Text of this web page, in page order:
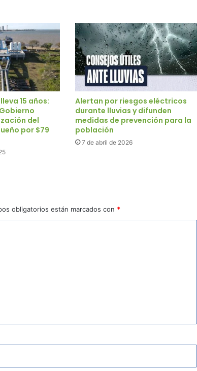
15 años:
del
por $79
Alertan por riesgos eléctricos
durante lluvias y difunden
medidas de prevención para la
población
7 de abril de 2026
obligatorios están marcados con *